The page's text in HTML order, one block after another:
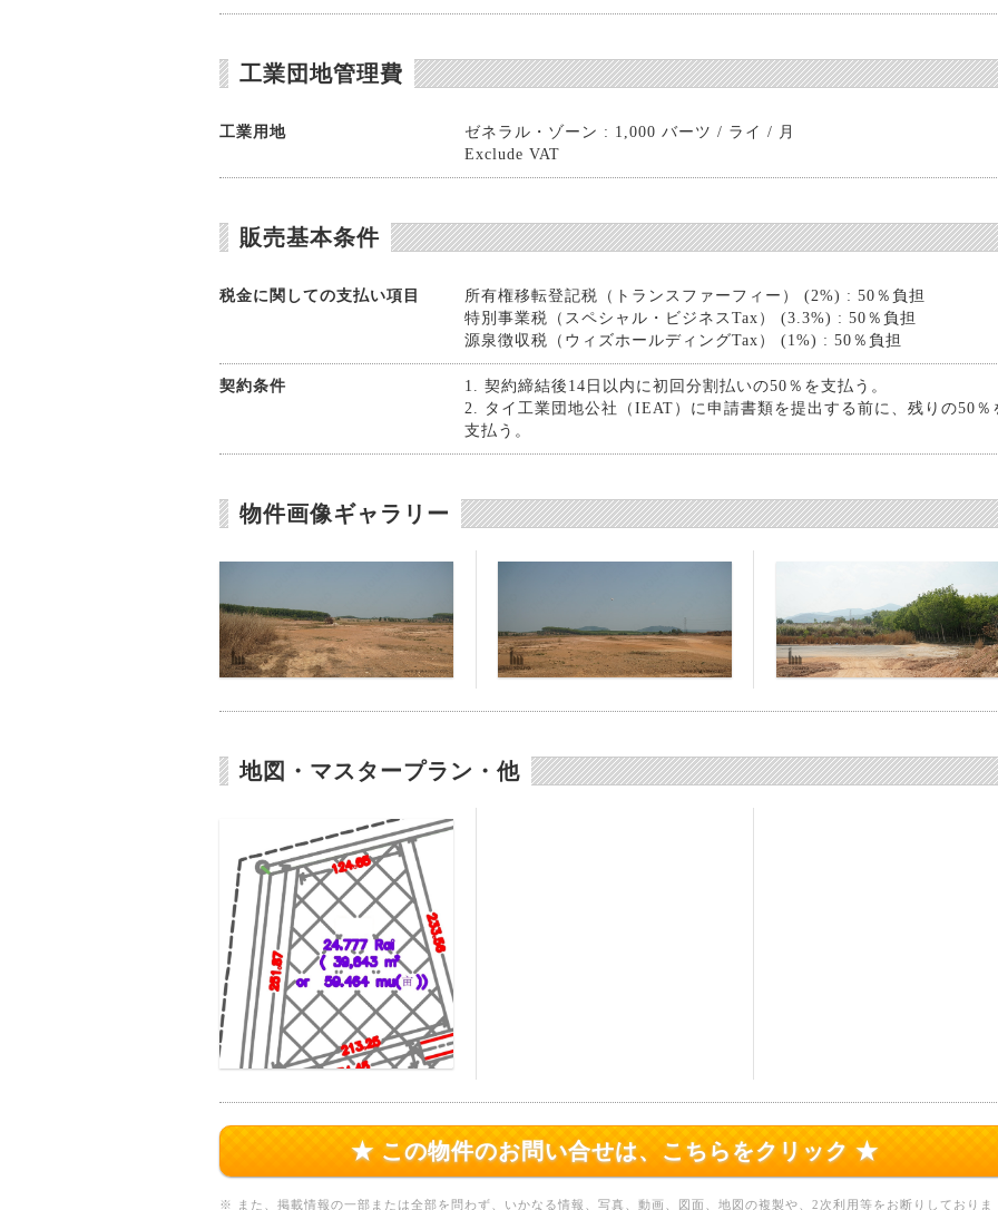
工業団地管理費
工業用地
ゼネラル・ゾーン : 1,000 バーツ / ライ / 月
Exclude VAT
販売基本条件
税金に関しての支払い項目
所有権移転登記税（トランスファーフィー） (2%) : 50％負担
特別事業税（スペシャル・ビジネスTax） (3.3%) : 50％負担
源泉徴収税（ウィズホールディングTax） (1%) : 50％負担
契約条件
1. 契約締結後14日以内に初回分割払いの50％を支払う。
2. タイ工業団地公社（IEAT）に申請書類を提出する前に、残りの50％
支払う。
物件画像ギャラリー
地図・マスタープラン・他
★ この物件のお問い合せは、こちらをクリック ★
※ また、掲載情報の一部または全部を問わず、いかなる情報、写真、動画、図面、地図の複製や、2次利用等をお断りしておりま